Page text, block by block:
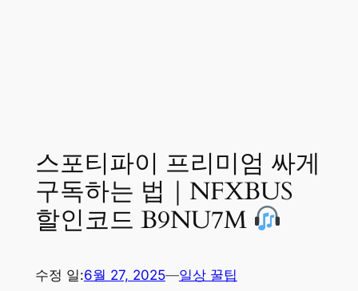
스포티파이 프리미엄 싸게
구독하는 법｜NFXBUS
할인코드 B9NU7M
수정 일:6월 27, 2025—일상 꿀팁